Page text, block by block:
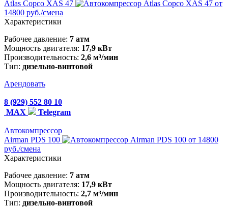
Atlas Copco XAS 47
от
14800 руб./смена
Характеристики
Рабочее давление: 7 атм
Мощность двигателя: 17,9 кВт
Производительность: 2,6 м³/мин
Тип: дизельно-винтовой
Арендовать
8 (929) 552 80 10
MAX
Telegram
Автокомпрессор
Airman PDS 100
от 14800
руб./смена
Характеристики
Рабочее давление: 7 атм
Мощность двигателя: 17,9 кВт
Производительность: 2,7 м³/мин
Тип: дизельно-винтовой